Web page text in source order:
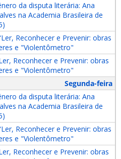
da disputa literária: Ana
na Academia Brasileira de
Reconhecer e Prevenir: obras
e "Violentômetro"
Reconhecer e Prevenir: obras
e "Violentômetro"
Segunda-feira
da disputa literária: Ana
na Academia Brasileira de
Reconhecer e Prevenir: obras
e "Violentômetro"
Reconhecer e Prevenir: obras